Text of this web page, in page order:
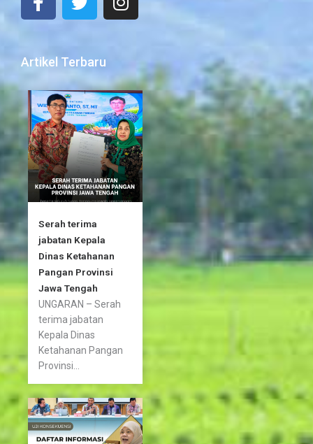
a
b
o
k
-
f
w
t
r
n
g
r
a
m
Artikel Terbaru
Serah terima
jabatan Kepala
Dinas Ketahanan
Pangan Provinsi
Jawa Tengah
UNGARAN – Serah
terima jabatan
Kepala Dinas
Ketahanan Pangan
Provinsi...